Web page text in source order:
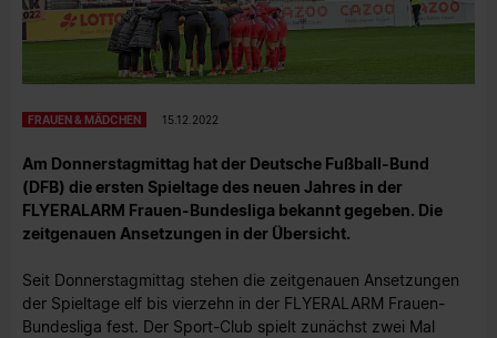
FRAUEN & MÄDCHEN 15.12.2022
Am Donnerstagmittag hat der Deutsche Fußball-Bund
(DFB) die ersten Spieltage des neuen Jahres in der
FLYERALARM Frauen-Bundesliga bekannt gegeben. Die
zeitgenauen Ansetzungen in der Übersicht.
Seit Donnerstagmittag stehen die zeitgenauen Ansetzungen
der Spieltage elf bis vierzehn in der FLYERALARM Frauen-
Bundesliga fest. Der Sport-Club spielt zunächst zwei Mal